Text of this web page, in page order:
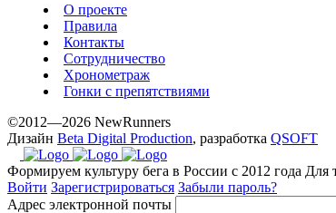
О проекте
Правила
Контакты
Сотрудничество
Хронометраж
Гонки с препятствиями
©2012—2026 NewRunners
Дизайн Beta Digital Production, разработка QSOFT
Формируем культуру бега в России с 2012 года Для
Войти Зарегистрироваться Забыли пароль?
Адрес электронной почты